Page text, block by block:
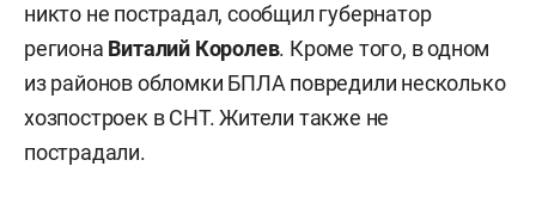
никто не пострадал, сообщил губернатор
региона Виталий Королев. Кроме того, в одном
из районов обломки БПЛА повредили несколько
хозпостроек в СНТ. Жители также не
пострадали.